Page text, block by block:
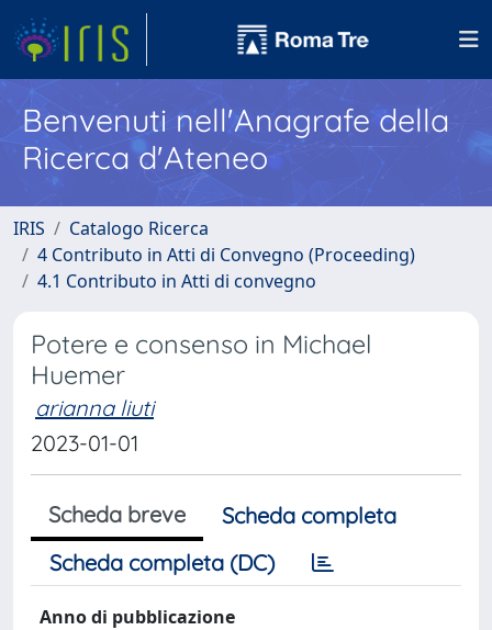
Benvenuti nell'Anagrafe della
Ricerca d'Ateneo
IRIS
Catalogo Ricerca
4 Contributo in Atti di Convegno (Proceeding)
4.1 Contributo in Atti di convegno
Potere e consenso in Michael
Huemer
arianna liuti
2023-01-01
Scheda breve
Scheda completa
Scheda completa (DC)
Anno di pubblicazione